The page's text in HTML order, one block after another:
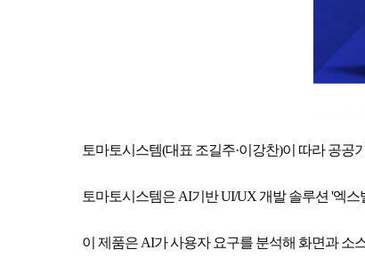
토마토시스템(대표 조길주·이강찬)이 따라 공
토마토시스템은 AI기반 UI/UX 개발 솔루션 '엑
이 제품은 AI가 사용자 요구를 분석해 화면과 소